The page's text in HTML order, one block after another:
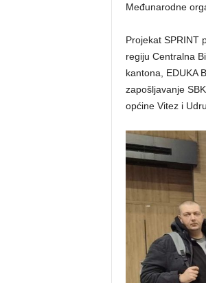
Međunarodne
Projekat SPRINT
regiju Centralna
kantona, EDUKA
zapošljavanje
općine Vitez i